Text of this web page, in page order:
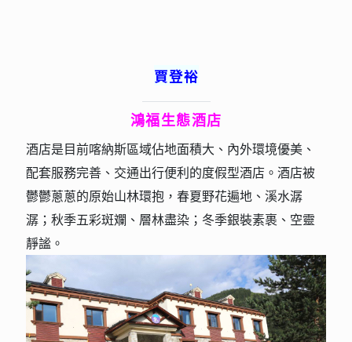
賈登裕
鴻福生態酒店
酒店是目前喀納斯區域佔地面積大、內外環境優美、
配套服務完善、交通出行便利的度假型酒店。酒店被
鬱鬱蔥蔥的原始山林環抱，春夏野花遍地、溪水潺
潺；秋季五彩斑斕、層林盡染；冬季銀裝素裹、空靈
靜謐。